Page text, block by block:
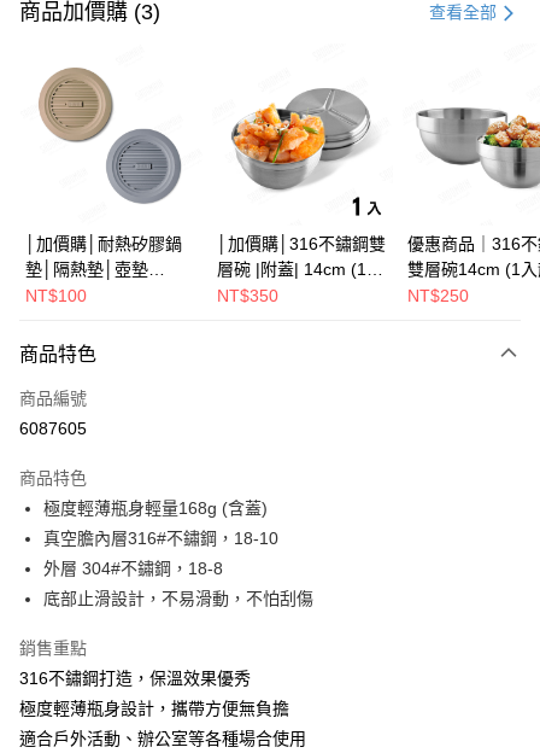
信用卡一次付款
Apple Pay
街口支付
Google Pay
全盈+PAY
全家取貨（下單付款）後，現貨商品將於 3 個工作天內寄出
每筆NT$75，滿NT$1,199(含以上)免運費
7-11取貨（下單付款）後，現貨商品將於 3 個工作天內寄出
（不含訂購當天與例假日）
每筆NT$75，滿NT$1,199(含以上)免運費
每筆NT$85，滿NT$1,299(含以上)免運費
海外中華郵政配送
商品加價購 (3) 查看全部
│加價購│耐熱矽膠鍋
墊│隔熱墊│壺墊
NT$100
│加價購│316不鏽鋼雙
層碗 |附蓋| 14cm (1入
散裝) SG0141
NT$350
優惠商品｜316
雙層碗14cm (1
SG0140
NT$250
商品特色
商品編號
6087605
商品特色
極度輕薄瓶身輕量168g (含蓋)
真空膽內層316#不鏽鋼，18-10
外層 304#不鏽鋼，18-8
底部止滑設計，不易滑動，不怕刮傷
銷售重點
316不鏽鋼打造，保溫效果優秀
極度輕薄瓶身設計，攜帶方便無負擔
適合戶外活動、辦公室等各種場合使用